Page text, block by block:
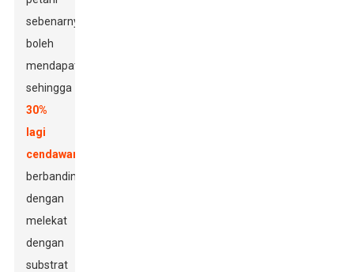
sebenarnya
boleh
mendapatkan
sehingga
30%
lagi
cendawan
berbanding
dengan
melekat
dengan
substrat